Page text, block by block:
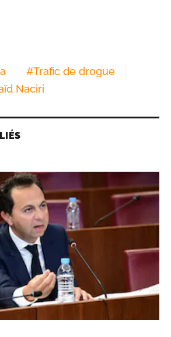
#Trafic de drogue
Naciri